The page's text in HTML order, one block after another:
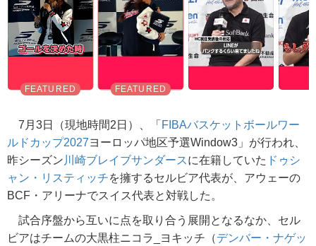
7月3日（現地時間2日）、「 FIBAバスケットボールワー
ルドカップ2027ヨーロッパ地区予選Window3」が行われ、
昨シーズン 川崎ブレイブサンダースに在籍していた ドゥシ
ャン・リスティッチを擁するセルビア代表が、アウェーの
BCF・アリーナでスイス代表と対戦した。
試合序盤から互いに点を取り合う展開となるなか、セル
ビアはチームの大黒柱ニコラ_ヨキッチ（デンバー・ナゲッ